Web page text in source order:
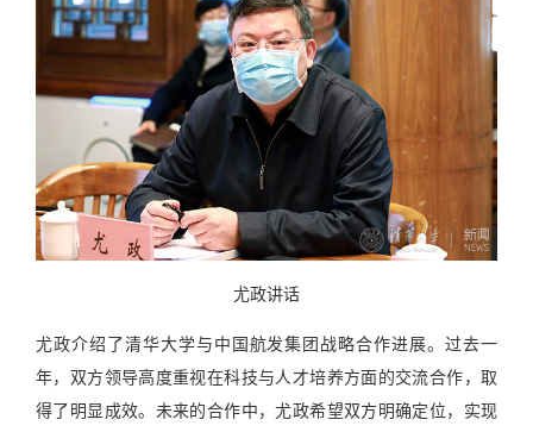
尤政讲话
尤政介绍了清华大学与中国航发集团战略合作进展。过去一
年，双方领导高度重视在科技与人才培养方面的交流合作，取
得了明显成效。未来的合作中，尤政希望双方明确定位，实现